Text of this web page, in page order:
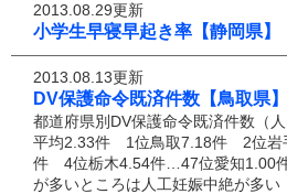
2013.08.29更新
小学生早寝早起き率【静岡県】
2013.08.13更新
DV保護命令既済件数【鳥取県】
都道府県別DV保護命令既済件数（
平均2.33件 1位鳥取7.18件 2位
件 4位栃木4.54件…47位愛知1.00
が多いところは人工妊娠中絶が多